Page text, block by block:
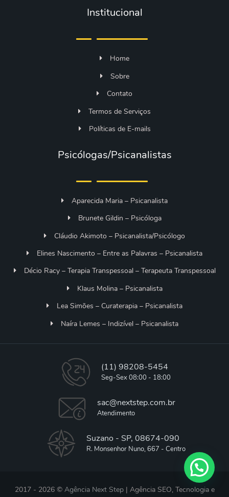
Institucional
Home
Sobre
Contato
Termos de Serviços
Políticas de E-mails
Psicólogas/Psicanalistas
Aparecida Maria – Psicanalista
Brunete Gildin – Psicóloga
Cláudio Akimoto – Psicanalista/Psicólogo
Elines Nascimento – Entre as Palavras – Psicanalista
Décio Racy – Terapia Transpessoal – Terapeuta Transpessoal
Klaus Molina – Psicanalista
Lea Simões – Curaterapia – Psicanalista
Naíra Lemes – Indizível – Psicanalista
(11) 98208-5454
Seg-Sex 08:00 - 18:00
sac@nextstep.com.br
Atendimento
Suzano - SP, 08674-090
R. Monsenhor Nuno, 667 - Centro
2017 - 2026 © Agência Next Step| Agência SEO, Tecnologia e